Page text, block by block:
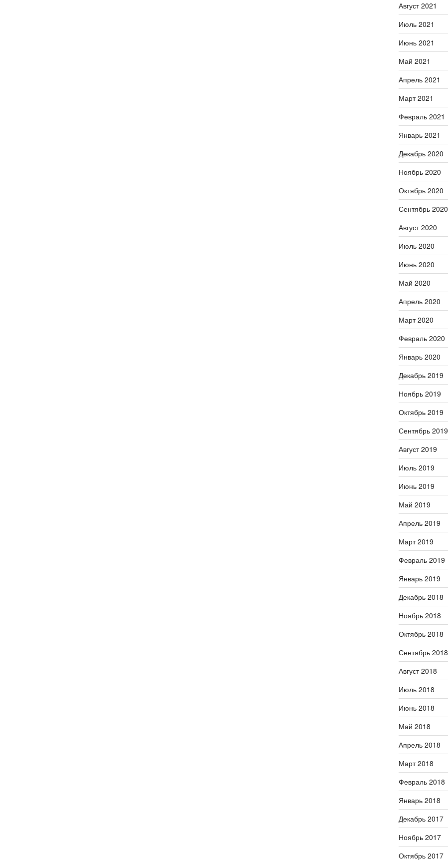
Август 2021
Июль 2021
Июнь 2021
Май 2021
Апрель 2021
Март 2021
Февраль 2021
Январь 2021
Декабрь 2020
Ноябрь 2020
Октябрь 2020
Сентябрь 2020
Август 2020
Июль 2020
Июнь 2020
Май 2020
Апрель 2020
Март 2020
Февраль 2020
Январь 2020
Декабрь 2019
Ноябрь 2019
Октябрь 2019
Сентябрь 2019
Август 2019
Июль 2019
Июнь 2019
Май 2019
Апрель 2019
Март 2019
Февраль 2019
Январь 2019
Декабрь 2018
Ноябрь 2018
Октябрь 2018
Сентябрь 2018
Август 2018
Июль 2018
Июнь 2018
Май 2018
Апрель 2018
Март 2018
Февраль 2018
Январь 2018
Декабрь 2017
Ноябрь 2017
Октябрь 2017